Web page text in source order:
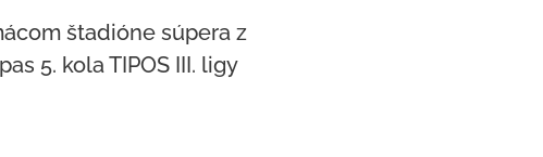
štadióne súpera z
5. kola TIPOS III. ligy